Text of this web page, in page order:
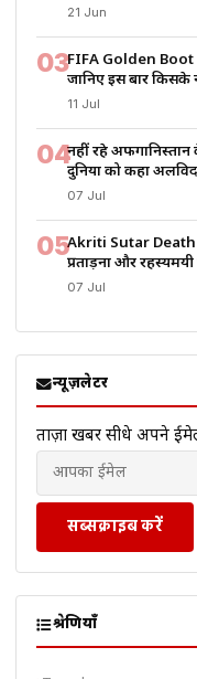
21 Jun
03FIFA Golden Boot
जानिए इस बार किसके
11 Jul
04नहीं रहे
दुनिया को कहा
07 Jul
05Akriti Sutar Death
प्रताड़ना और
07 Jul
न्यूज़लेटर
ताज़ा खबरें सीधे अपने
सब्सक्राइब करें
श्रेणियाँ